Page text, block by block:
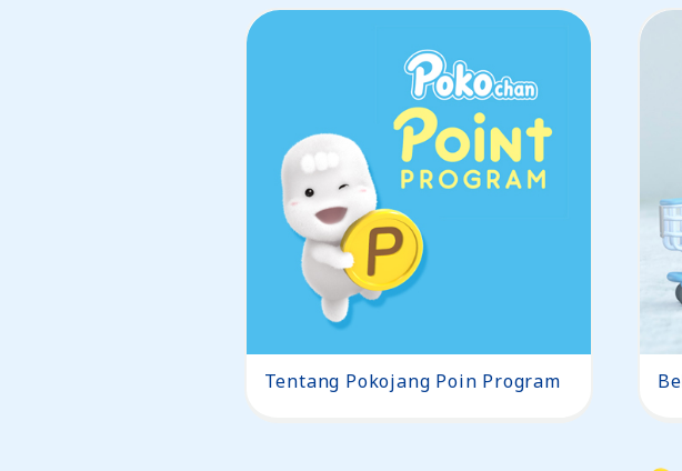
Tentang Pokojang Poin Program